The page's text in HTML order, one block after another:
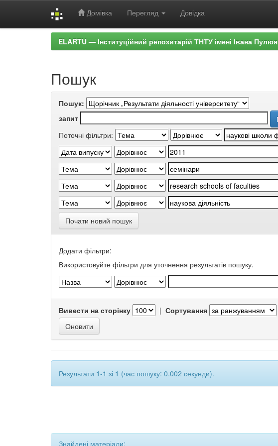
Домівка Перегляд Довідка
ELARTU — Інституційний репозитарій ТНТУ імені Івана Пулюя
Пошук
Пошук:
запит
Поточні фільтри:
Почати новий пошук
Додати фільтри:
Використовуйте фільтри для уточнення результатів пошуку.
Вивести на сторінку | Сортування
Результати 1-1 зі 1 (час пошуку: 0.002 секунди).
Знайдені матеріали: